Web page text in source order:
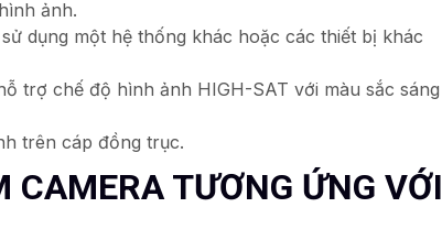
ảnh.
dụng một hệ thống khác hoặc các thiết bị khác
trợ chế độ hình ảnh HIGH-SAT với màu sắc sáng
trên cáp đồng trục.
TƯƠNG ỨNG VỚI